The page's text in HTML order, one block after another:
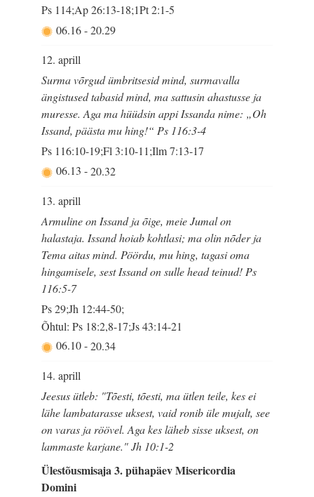
Ps 114;Ap 26:13-18;1Pt 2:1-5
06.16-20.29
12. aprill
Surma võrgud ümbritsesid mind, surmavalla
ängistused tabasid mind, ma sattusin ahastusse ja
muresse. Aga ma hüüdsin appi Issanda nime: „Oh
Issand, päästa mu hing!“ Ps 116:3-4
Ps 116:10-19;Fl 3:10-11;Ilm 7:13-17
06.13-20.32
13. aprill
Armuline on Issand ja õige, meie Jumal on
halastaja. Issand hoiab kohtlasi; ma olin nõder ja
Tema aitas mind. Pöördu, mu hing, tagasi oma
hingamisele, sest Issand on sulle head teinud! Ps
116:5-7
Ps 29;Jh 12:44-50;
Õhtul: Ps 18:2,8-17;Js 43:14-21
06.10-20.34
14. aprill
Jeesus ütleb: "Tõesti, tõesti, ma ütlen teile, kes ei
lähe lambatarasse uksest, vaid ronib üle mujalt, see
on varas ja röövel. Aga kes läheb sisse uksest, on
lammaste karjane." Jh 10:1-2
Ülestõusmisaja 3. pühapäev Misericordia
Domini